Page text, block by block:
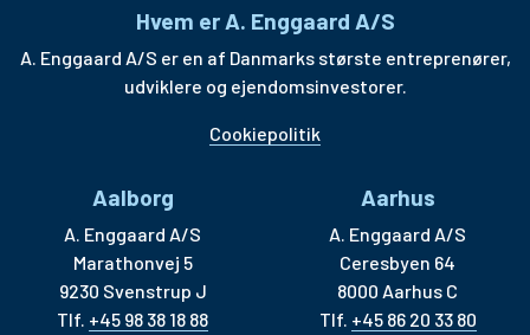
Hvem er A. Enggaard A/S
A. Enggaard A/S er en af Danmarks største entreprenører,
udviklere og ejendomsinvestorer.
Cookiepolitik
Aalborg
A. Enggaard A/S
Marathonvej 5
9230 Svenstrup J
Tlf. +45 98 38 18 88
Aarhus
A. Enggaard A/S
Ceresbyen 64
8000 Aarhus C
Tlf. +45 86 20 33 80